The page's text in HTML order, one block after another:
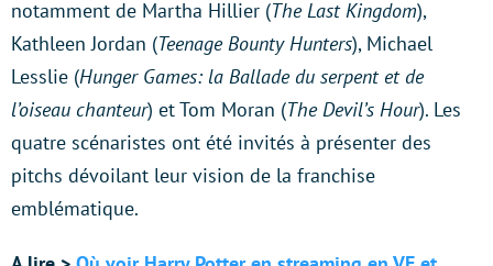
notamment de Martha Hillier (The Last Kingdom),
Kathleen Jordan (Teenage Bounty Hunters), Michael
Lesslie (Hunger Games: la Ballade du serpent et de
l’oiseau chanteur) et Tom Moran (The Devil’s Hour). Les
quatre scénaristes ont été invités à présenter des
pitchs dévoilant leur vision de la franchise
emblématique.